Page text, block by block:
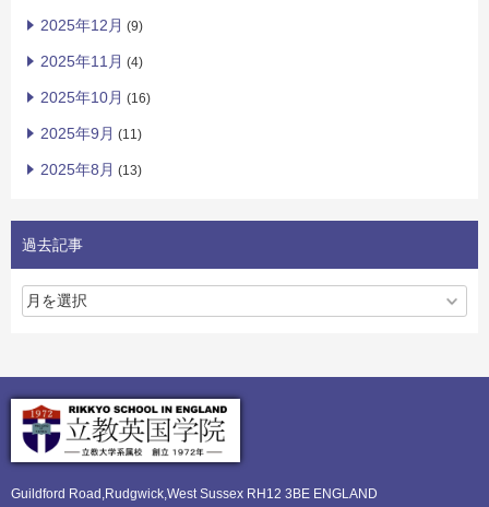
2025年12月 (9)
2025年11月 (4)
2025年10月 (16)
2025年9月 (11)
2025年8月 (13)
過去記事
Guildford Road,Rudgwick,West Sussex RH12 3BE ENGLAND